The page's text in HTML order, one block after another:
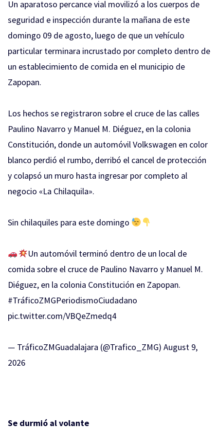
Un aparatoso percance vial movilizó a los cuerpos de
seguridad e inspección durante la mañana de este
domingo 09 de agosto, luego de que un vehículo
particular terminara incrustado por completo dentro de
un establecimiento de comida en el municipio de
Zapopan.
Los hechos se registraron sobre el cruce de las calles
Paulino Navarro y Manuel M. Diéguez, en la colonia
Constitución, donde un automóvil Volkswagen en color
blanco perdió el rumbo, derribó el cancel de protección
y colapsó un muro hasta ingresar por completo al
negocio «La Chilaquila».
Sin chilaquiles para este domingo
Un automóvil terminó dentro de un local de
comida sobre el cruce de Paulino Navarro y Manuel M.
Diéguez, en la colonia Constitución en Zapopan.
#TráficoZMGPeriodismoCiudadano
pic.twitter.com/VBQeZmedq4
— TráficoZMGuadalajara (@Trafico_ZMG) August 9,
2026
Se durmió al volante